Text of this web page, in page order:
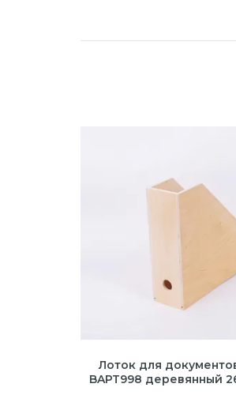
Лоток для
BAPT998 деревянный